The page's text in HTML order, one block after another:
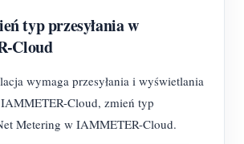
typ przesyłania w
Cloud
wymaga przesyłania i wyświetlania
Cloud, zmień typ
Metering w IAMMETER-Cloud.